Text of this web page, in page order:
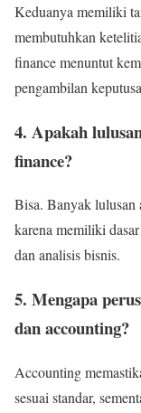
Keduanya memiliki
membutuhkan
finance menuntut
pengambilan
4. Apakah
finance?
Bisa. Banyak lulusan
karena memiliki
dan analisis bisnis.
5. Mengapa
dan accounting?
Accounting
sesuai standar,